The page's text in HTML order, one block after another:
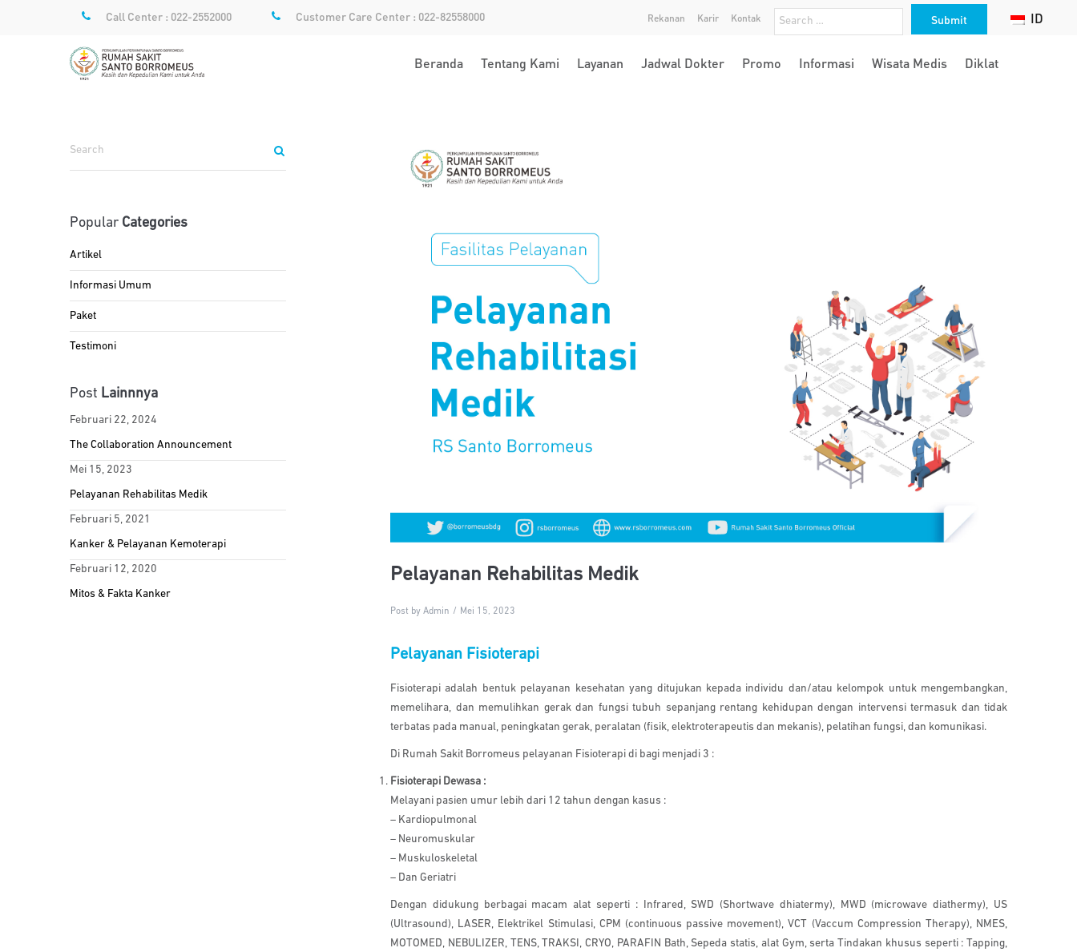
Call Center : 022-2552000 Customer Care Center : 022-82558000 Rekanan Karir Kontak ID
Beranda Tentang Kami Layanan Jadwal Dokter Promo Informasi Wisata Medis Diklat
Pelayanan Rehabilitas Medik
Post by Admin Mei 15, 2023
Pelayanan Fisioterapi
Fisioterapi adalah bentuk pelayanan kesehatan yang ditujukan kepada individu dan/atau kelompok untuk mengembangkan,
memelihara, dan memulihkan gerak dan fungsi tubuh sepanjang rentang kehidupan dengan intervensi termasuk dan tidak
terbatas pada manual, peningkatan gerak, peralatan (fisik, elektroterapeutis dan mekanis), pelatihan fungsi, dan komunikasi.
Di Rumah Sakit Borromeus pelayanan Fisioterapi di bagi menjadi 3 :
Fisioterapi Dewasa :
Melayani pasien umur lebih dari 12 tahun dengan kasus :
– Kardiopulmonal
– Neuromuskular
– Muskuloskeletal
– Dan Geriatri
Dengan didukung berbagai macam alat seperti : Infrared, SWD (Shortwave dhiatermy), MWD (microwave diathermy), US
(Ultrasound), LASER, Elektrikel Stimulasi, CPM (continuous passive movement), VCT (Vaccum Compression Therapy), NMES,
MOTOMED, NEBULIZER, TENS, TRAKSI, CRYO, PARAFIN Bath, Sepeda statis, alat Gym, serta Tindakan khusus seperti : Tapping,
Popular Categories
Artikel
Informasi Umum
Paket
Testimoni
Post Lainnnya
Februari 22, 2024
The Collaboration Announcement
Mei 15, 2023
Pelayanan Rehabilitas Medik
Februari 5, 2021
Kanker & Pelayanan Kemoterapi
Februari 12, 2020
Mitos & Fakta Kanker